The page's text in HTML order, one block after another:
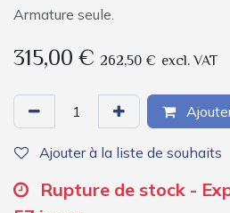
Armature seule.
315,00€ 262,50 € excl. VAT
Ajouter à la liste de souhaits
Rupture de stock -